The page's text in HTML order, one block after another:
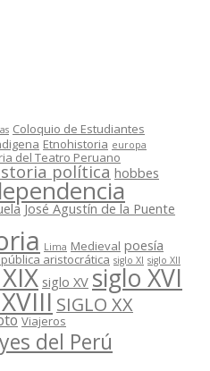
Coloquio de Estudiantes
Etnohistoria europa
del Teatro Peruano
políticahobbes
José Agustín de la Puente
Lima Medieval poesía
aristocrática siglo XI siglo XII
siglo XV siglo XVI
SIGLO XX
Viajeros
del Perú